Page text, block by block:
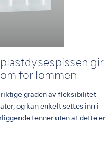
gir
for lommen
riktige graden av fleksibilitet
og kan enkelt settes inn i
tenner uten at dette er